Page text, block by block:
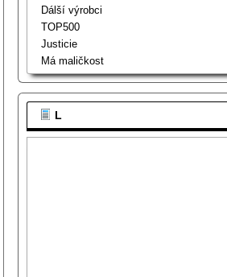
Dálší výrobci
TOP500
Justicie
Má maličkost
L